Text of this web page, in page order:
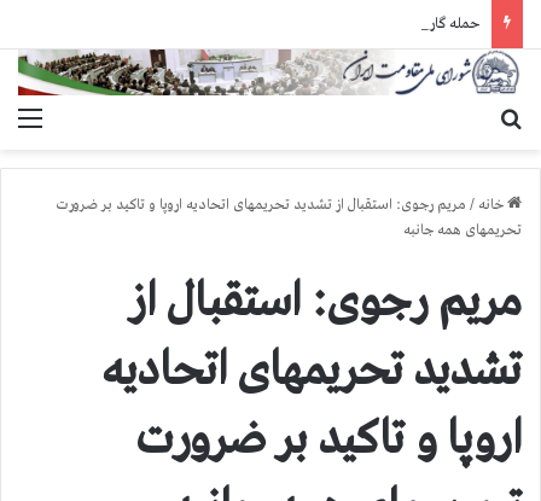
خانه / مریم رجوی: استقبال از تشدید تحریمهای اتحادیه اروپا و تاکید بر ضرورت
تحریمهای همه جانبه
مریم رجوی: استقبال از
تشدید تحریمهای اتحادیه
اروپا و تاکید بر ضرورت